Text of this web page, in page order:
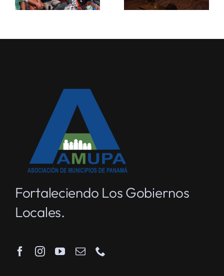
Fortaleciendo Los Gobiernos
Locales.